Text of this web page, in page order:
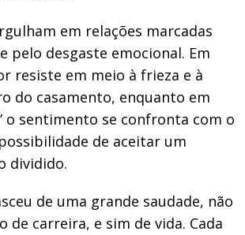
em relações marcadas
pelo desgaste emocional. Em
resiste em meio à frieza e à
do casamento, enquanto em
o sentimento se confronta com o
de aceitar um
dividido.
de uma grande saudade, não
de carreira, e sim de vida. Cada